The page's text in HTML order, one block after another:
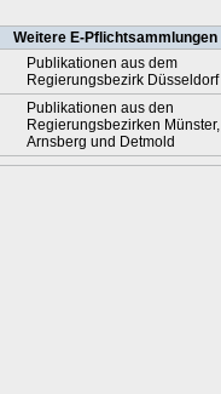
Weitere E-Pflichtsammlungen
Publikationen aus dem
Regierungsbezirk Düsseldorf
Publikationen aus den
Regierungsbezirken Münster,
Arnsberg und Detmold